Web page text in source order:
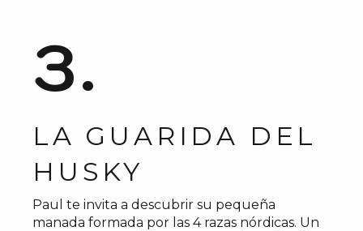
3.
LA GUARIDA DEL
HUSKY
Paul te invita a descubrir su pequeña
manada formada por las 4 razas nórdicas. Un